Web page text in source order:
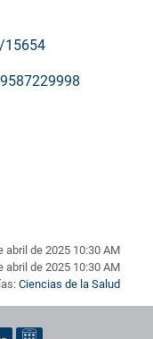
15654
abril de 2025 10:30 AM
abril de 2025 10:30 AM
Ciencias de la Salud
redes sociales y